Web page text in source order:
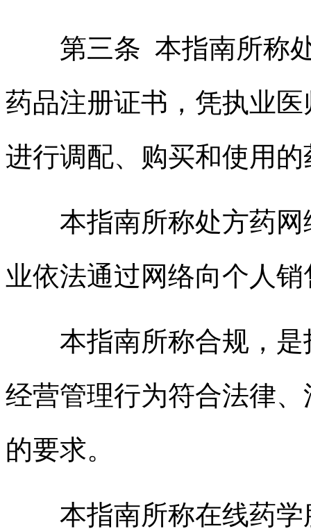
第三条 本指南所称处
药品注册证书，凭执业
进行调配、购买和使用的
本指南所称处方药网
业依法通过网络向个人
本指南所称合规，是
经营管理行为符合法律
的要求。
本指南所称在线药学